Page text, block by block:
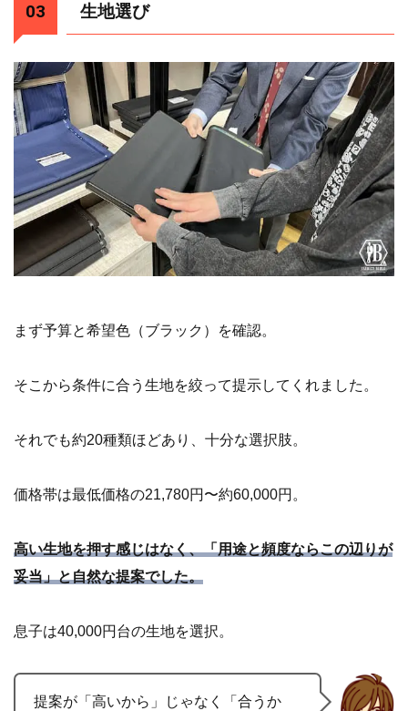
生地選び
まず予算と希望色（ブラック）を確認。
そこから条件に合う生地を絞って提示してくれました。
それでも約20種類ほどあり、十分な選択肢。
価格帯は最低価格の21,780円〜約60,000円。
高い生地を押す感じはなく、「用途と頻度ならこの辺りが
妥当」と自然な提案でした。
息子は40,000円台の生地を選択。
提案が「高いから」じゃなく「合うか